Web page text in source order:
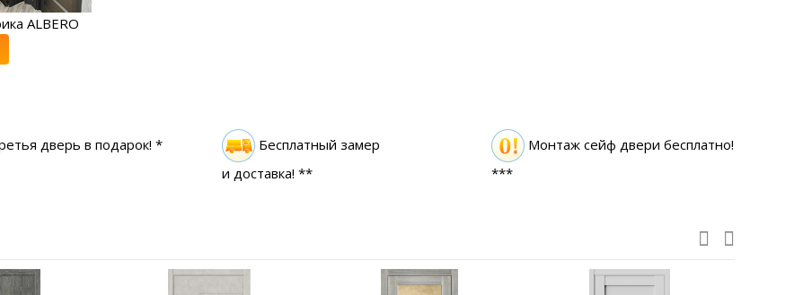
ALBERO
дверь в подарок! *
Бесплатный замер
и доставка! **
Монтаж сейф двери бесплатно!
***